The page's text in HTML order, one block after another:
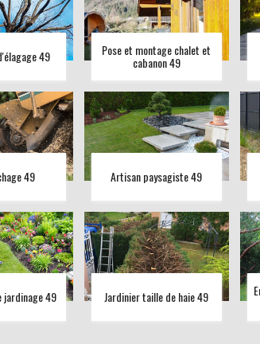
49 Pose et montage chalet et
cabanon 49
49 Artisan paysagiste 49
jardinage 49 Jardinier taille de haie 49